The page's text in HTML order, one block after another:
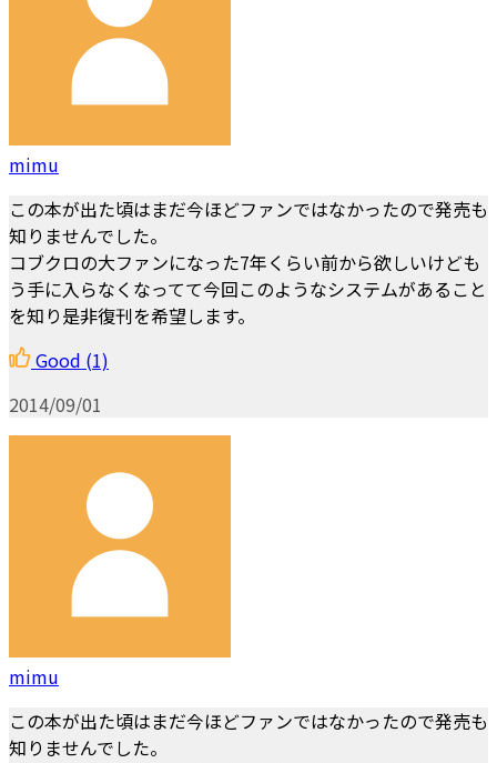
mimu
この本が出た頃はまだ今ほどファンではなかったので発売も
知りませんでした。
コブクロの大ファンになった7年くらい前から欲しいけども
う手に入らなくなってて今回このようなシステムがあること
を知り是非復刊を希望します。
Good (1)
2014/09/01
mimu
この本が出た頃はまだ今ほどファンではなかったので発売も
知りませんでした。